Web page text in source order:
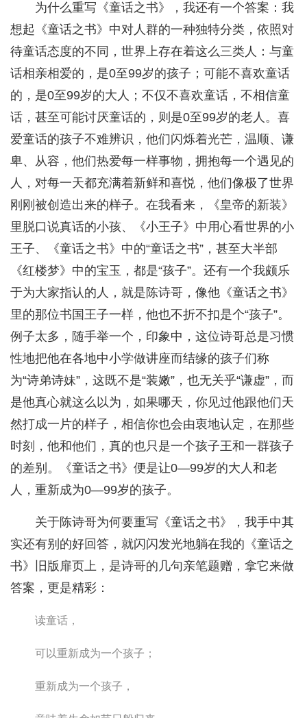
为什么重写《童话之书》，我还有一个答案：我
想起《童话之书》中对人群的一种独特分类，依照对
待童话态度的不同，世界上存在着这么三类人：与童
话相亲相爱的，是0至99岁的孩子；可能不喜欢童话
的，是0至99岁的大人；不仅不喜欢童话，不相信童
话，甚至可能讨厌童话的，则是0至99岁的老人。喜
爱童话的孩子不难辨识，他们闪烁着光芒，温顺、谦
卑、从容，他们热爱每一样事物，拥抱每一个遇见的
人，对每一天都充满着新鲜和喜悦，他们像极了世界
刚刚被创造出来的样子。在我看来，《皇帝的新装》
里脱口说真话的小孩、《小王子》中用心看世界的小
王子、《童话之书》中的“童话之书”，甚至大半部
《红楼梦》中的宝玉，都是“孩子”。还有一个我颇乐
于为大家指认的人，就是陈诗哥，像他《童话之书》
里的那位书国王子一样，他也不折不扣是个“孩子”。
例子太多，随手举一个，印象中，这位诗哥总是习惯
性地把他在各地中小学做讲座而结缘的孩子们称
为“诗弟诗妹”，这既不是“装嫩”，也无关乎“谦虚”，而
是他真心就这么以为，如果哪天，你见过他跟他们天
然打成一片的样子，相信你也会由衷地认定，在那些
时刻，他和他们，真的也只是一个孩子王和一群孩子
的差别。《童话之书》便是让0—99岁的大人和老
人，重新成为0—99岁的孩子。
关于陈诗哥为何要重写《童话之书》，我手中其
实还有别的好回答，就闪闪发光地躺在我的《童话之
书》旧版扉页上，是诗哥的几句亲笔题赠，拿它来做
答案，更是精彩：
读童话，
可以重新成为一个孩子；
重新成为一个孩子，